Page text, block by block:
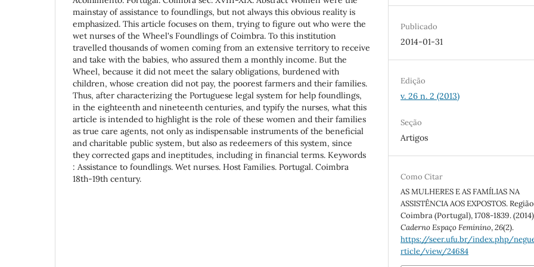
mainstay of assistance to foundlings, but not always this obvious reality is
emphasized. This article focuses on them, trying to figure out who were the
wet nurses of the Wheel's Foundlings of Coimbra. To this institution
travelled thousands of women coming from an extensive territory to receive
and take with the babies, who assured them a monthly income. But the
Wheel, because it did not meet the salary obligations, burdened with
children, whose creation did not pay, the poorest farmers and their families.
Thus, after characterizing the Portuguese legal system for help foundlings,
in the eighteenth and nineteenth centuries, and typify the nurses, what this
article is intended to highlight is the role of these women and their families
as true care agents, not only as indispensable instruments of the beneficial
and charitable public system, but also as redeemers of this system, since
they corrected gaps and ineptitudes, including in financial terms. Keywords
: Assistance to foundlings. Wet nurses. Host Families. Portugal. Coimbra
18th-19th century.
Publicado
2014-01-31
Edição
v. 26 n. 2 (2013)
Seção
Artigos
Como Citar
AS MULHERES E AS FAMÍLIAS NA
ASSISTÊNCIA AOS EXPOSTOS.
Coimbra (Portugal), 1708-1839.
Caderno Espaço Feminino,26(2).
https://seer.ufu.br/index.php/
rticle/view/24684